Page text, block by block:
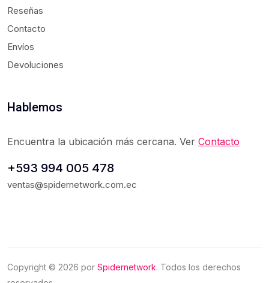
Reseñas
Contacto
Envíos
Devoluciones
Hablemos
Encuentra la ubicación más cercana. Ver Contacto
+593 994 005 478
ventas@spidernetwork.com.ec
Copyright © 2026 por Spidernetwork. Todos los derechos